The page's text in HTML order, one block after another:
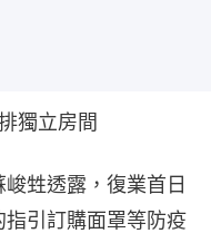
獨立房間
甡透露，復業首日
引訂購面罩等防疫